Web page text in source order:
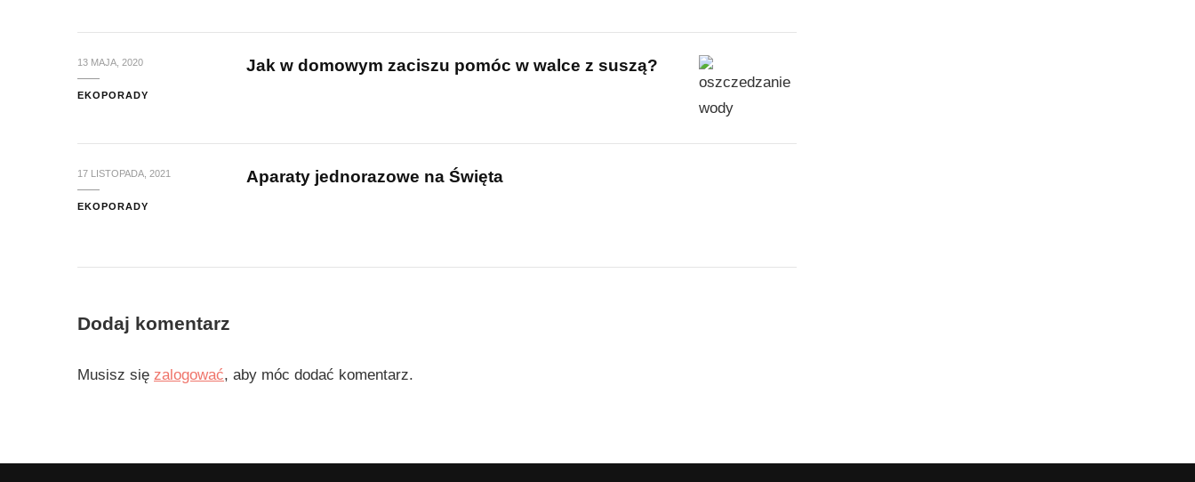
13 MAJA, 2020
EKOPORADY
Jak w domowym zaciszu pomóc w walce z suszą?
17 LISTOPADA, 2021
EKOPORADY
Aparaty jednorazowe na Święta
Dodaj komentarz
Musisz się zalogować, aby móc dodać komentarz.